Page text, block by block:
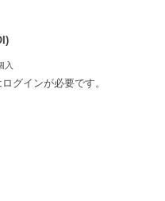
入
グインが必要です。